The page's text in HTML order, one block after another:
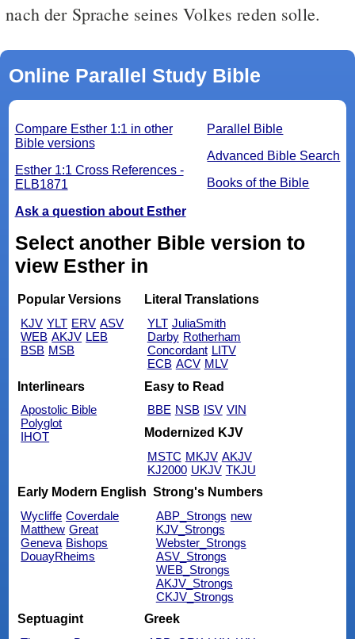
nach der Sprache seines Volkes reden solle.
Online Parallel Study Bible
Parallel Bible
Advanced Bible Search
Books of the Bible
Compare Esther 1:1 in other
Bible versions
Esther 1:1 Cross References -
ELB1871
Ask a question about Esther
Select another Bible version to
view Esther in
Popular Versions
KJV YLT ERV ASV
WEB AKJV LEB
BSB MSB
Literal Translations
YLT JuliaSmith
Darby Rotherham
Concordant LITV
ECB ACV MLV
Interlinears
Apostolic Bible
Polyglot
IHOT
Easy to Read
BBE NSB ISV VIN
Modernized KJV
MSTC MKJV AKJV
KJ2000 UKJV TKJU
Early Modern English
Wycliffe Coverdale
Matthew Great
Geneva Bishops
DouayRheims
Strong's Numbers
ABP_Strongs new
KJV_Strongs
Webster_Strongs
ASV_Strongs
WEB_Strongs
AKJV_Strongs
CKJV_Strongs
Septuagint
Greek